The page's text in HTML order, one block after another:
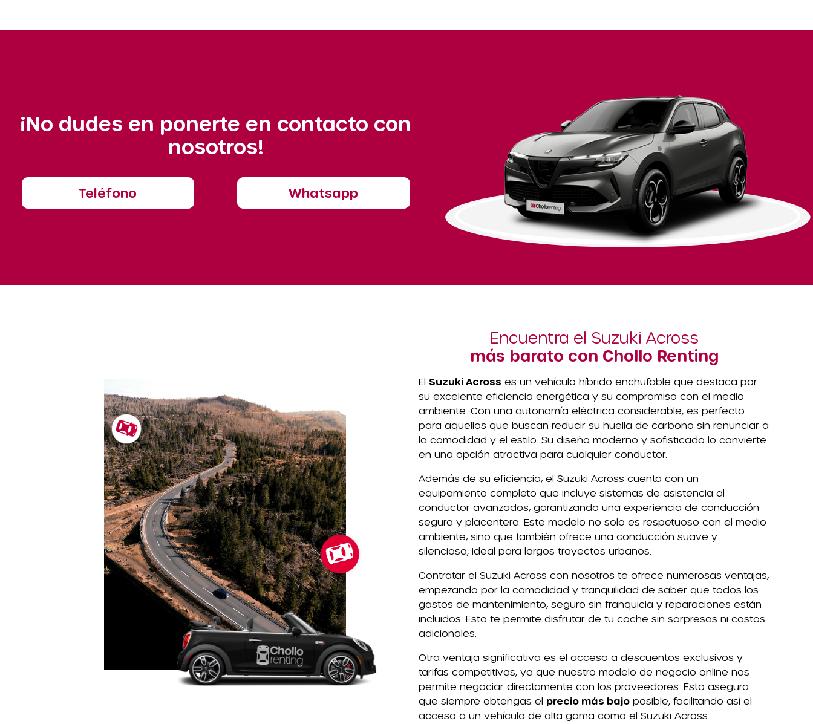
¡No dudes en ponerte en contacto con
nosotros!
Teléfono Whatsapp
Encuentra el Suzuki Across
más barato con Chollo Renting
El Suzuki Across es un vehículo híbrido enchufable que destaca por
su excelente eficiencia energética y su compromiso con el medio
ambiente. Con una autonomía eléctrica considerable, es perfecto
para aquellos que buscan reducir su huella de carbono sin renunciar a
la comodidad y el estilo. Su diseño moderno y sofisticado lo convierte
en una opción atractiva para cualquier conductor.
Además de su eficiencia, el Suzuki Across cuenta con un
equipamiento completo que incluye sistemas de asistencia al
conductor avanzados, garantizando una experiencia de conducción
segura y placentera. Este modelo no solo es respetuoso con el medio
ambiente, sino que también ofrece una conducción suave y
silenciosa, ideal para largos trayectos urbanos.
Contratar el Suzuki Across con nosotros te ofrece numerosas ventajas,
empezando por la comodidad y tranquilidad de saber que todos los
gastos de mantenimiento, seguro sin franquicia y reparaciones están
incluidos. Esto te permite disfrutar de tu coche sin sorpresas ni costos
adicionales.
Otra ventaja significativa es el acceso a descuentos exclusivos y
tarifas competitivas, ya que nuestro modelo de negocio online nos
permite negociar directamente con los proveedores. Esto asegura
que siempre obtengas el precio más bajo posible, facilitando así el
acceso a un vehículo de alta gama como el Suzuki Across.